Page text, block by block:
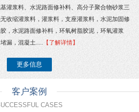
灌浆料、水泥路面修补料、高分子聚合物砂浆三
收缩灌浆料，灌浆料，支座灌浆料，水泥加固修
，水泥路面修补料，环氧树脂胶泥，环氧灌浆
漏，混凝土.....【了解详情】
更多信息
客户案例
CASES